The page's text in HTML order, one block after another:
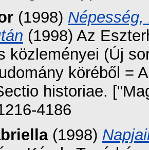
(1998)
(1998) Az
közleményei (Új
köréből =
historiae.
4186
(1998)